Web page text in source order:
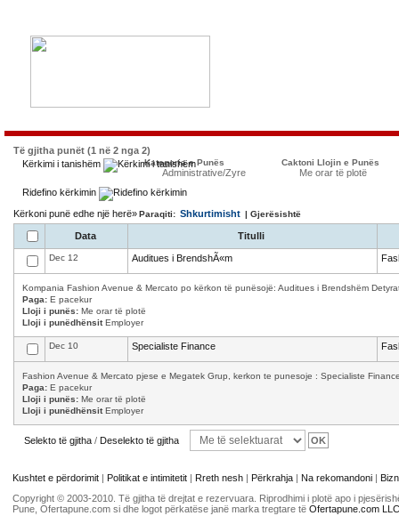
Të gjitha punët (1 në 2 nga 2)
Kërkimi i tanishëm
Kategoria e Punës
Administrative/Zyre
Caktoni Llojin e Punës
Me orar të plotë
Ridefino kërkimin
Kërkoni punë edhe një herë»Paraqiti: Shkurtimisht | Gjerësishtë
Data Titulli
Dec 12 Auditues i BrendshÃ«m
Kompania Fashion Avenue & Mercato po kërkon të punësojë: Auditues i Brendshëm
Paga: E pacekur
Lloji i punës: Me orar të plotë
Lloji i punëdhënsitEmployer
Dec 10 Specialiste Finance
Fashion Avenue & Mercato pjese e Megatek Grup, kerkon te punesoje : Specialiste
Paga: E pacekur
Lloji i punës: Me orar të plotë
Lloji i punëdhënsitEmployer
Selekto të gjitha / Deselekto të gjitha
Kushtet e përdorimit | Politikat e intimitetit | Rreth nesh | Përkrahja | Na rekomandoni |
Copyright © 2003-2010. Të gjitha të drejtat e rezervuara. Riprodhimi i plotë apo i
Pune, Ofertapune.com si dhe logot përkatëse janë marka tregtare të Ofertapune.com LLC